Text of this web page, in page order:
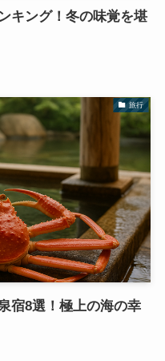
キング！冬の味覚を堪
旅行
宿8選！極上の海の幸